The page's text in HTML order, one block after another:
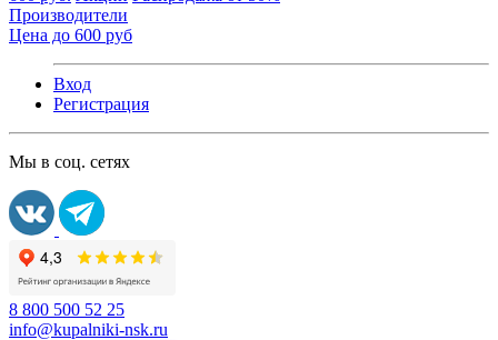
Производители
Цена до 600 руб
Вход
Регистрация
Мы в соц. сетях
8 800 500 52 25
info@kupalniki-nsk.ru